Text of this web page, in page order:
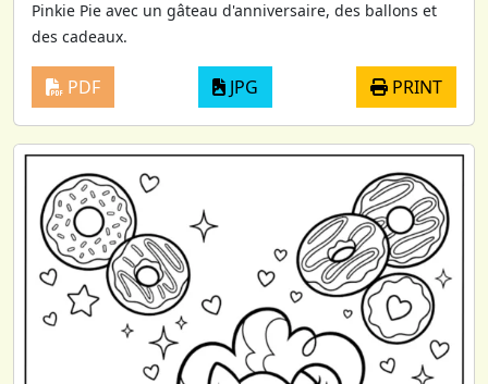
Pinkie Pie avec un gâteau d'anniversaire, des ballons et
des cadeaux.
PDF JPG PRINT